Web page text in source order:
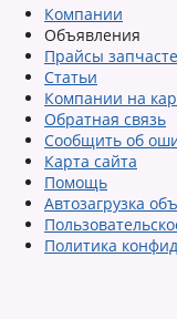
Компании
Объявления
Прайсы
Статьи
Компании на
Обратная связь
Сообщить об
Карта сайта
Помощь
Автозагрузка
Политика